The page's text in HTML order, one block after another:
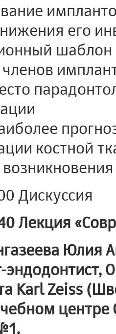
его
шаблон
костной
Дискуссия
Лекция
Юлия
эндодонтист,
Karl Zeiss
центре